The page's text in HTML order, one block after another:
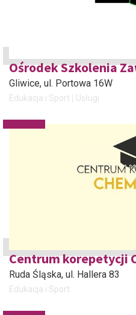
Ośrodek Szkolenia
Gliwice, ul. Portowa 16W
Edukacja i Sport Usługi
Centrum korepetycji
Ruda Śląska, ul. Hallera 83
Edukacja i Sport